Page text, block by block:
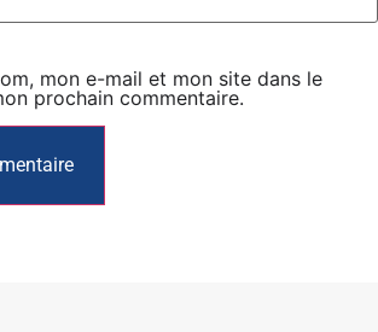
mon e-mail et mon site dans le
prochain commentaire.